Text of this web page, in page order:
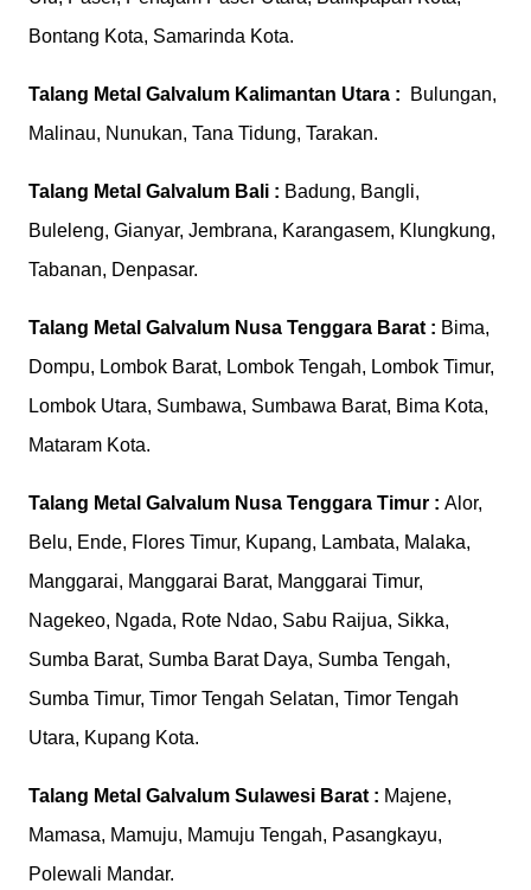
Bontang Kota, Samarinda Kota.
Talang Metal Galvalum Kalimantan Utara :
Bulungan,
Malinau, Nunukan, Tana Tidung, Tarakan.
Talang Metal Galvalum Bali : Badung, Bangli,
Buleleng, Gianyar, Jembrana, Karangasem, Klungkung,
Tabanan, Denpasar.
Talang Metal Galvalum Nusa Tenggara Barat : Bima,
Dompu, Lombok Barat, Lombok Tengah, Lombok Timur,
Lombok Utara, Sumbawa, Sumbawa Barat, Bima Kota,
Mataram Kota.
Talang Metal Galvalum Nusa Tenggara Timur : Alor,
Belu, Ende, Flores Timur, Kupang, Lambata, Malaka,
Manggarai, Manggarai Barat, Manggarai Timur,
Nagekeo, Ngada, Rote Ndao, Sabu Raijua, Sikka,
Sumba Barat, Sumba Barat Daya, Sumba Tengah,
Sumba Timur, Timor Tengah Selatan, Timor Tengah
Utara, Kupang Kota.
Talang Metal Galvalum Sulawesi Barat : Majene,
Mamasa, Mamuju, Mamuju Tengah, Pasangkayu,
Polewali Mandar.